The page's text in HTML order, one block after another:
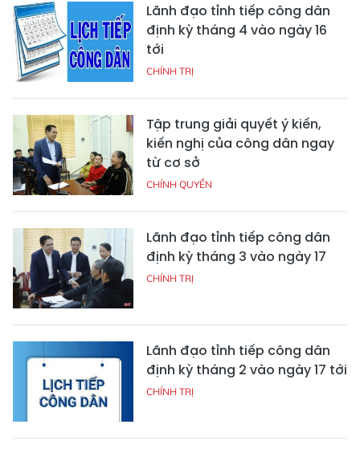
Lãnh đạo tỉnh tiếp công dân
định kỳ tháng 4 vào ngày 16
tới
CHÍNH TRỊ
Tập trung giải quyết ý kiến,
kiến nghị của công dân ngay
từ cơ sở
CHÍNH QUYỀN
Lãnh đạo tỉnh tiếp công dân
định kỳ tháng 3 vào ngày 17
CHÍNH TRỊ
Lãnh đạo tỉnh tiếp công dân
định kỳ tháng 2 vào ngày 17 tới
CHÍNH TRỊ